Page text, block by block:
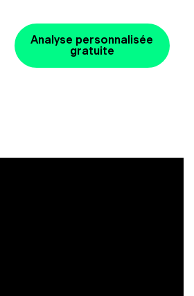
Analyse personnalisée
gratuite